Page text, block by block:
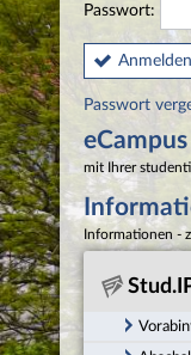
Passwort:
Anmelden
Passwort
eCampus
mit Ihrer
Informationen -